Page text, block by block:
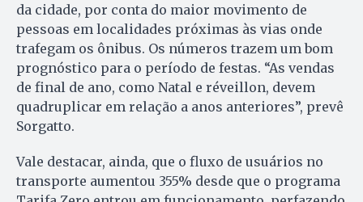
da cidade, por conta do maior movimento de
pessoas em localidades próximas às vias onde
trafegam os ônibus. Os números trazem um bom
prognóstico para o período de festas. “As vendas
de final de ano, como Natal e réveillon, devem
quadruplicar em relação a anos anteriores”, prevê
Sorgatto.
Vale destacar, ainda, que o fluxo de usuários no
transporte aumentou 355% desde que o programa